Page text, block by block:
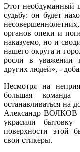
Этот необдуманный
судьбу: он будет
органов опеки и
наказуемо, но и
нашего округа и
росли в уважении
других людей», -
Несмотря на
большая команда
останавливаться на
Александр ВОЛКОВ
украсили
поверхности этой
свои стикеры.